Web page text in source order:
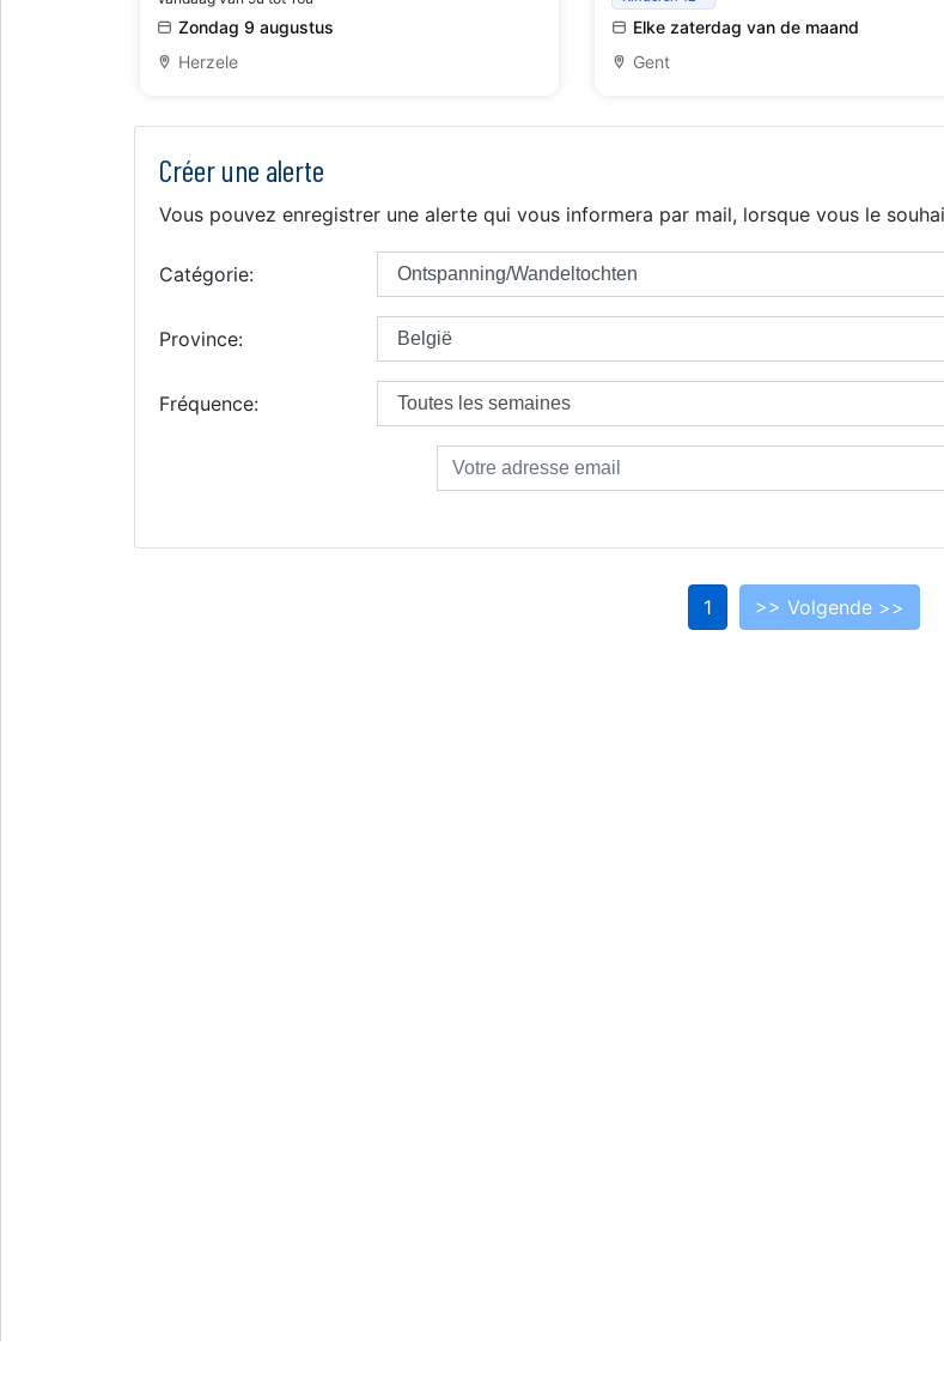
Zondag 9 augustus
Herzele
Elke zaterdag van de maand
Gent
Créer une alerte
Vous pouvez enregistrer une alerte qui vous informera par mail, lorsque vous le
Catégorie:
Province:
Fréquence:
1 >> Volgende >>